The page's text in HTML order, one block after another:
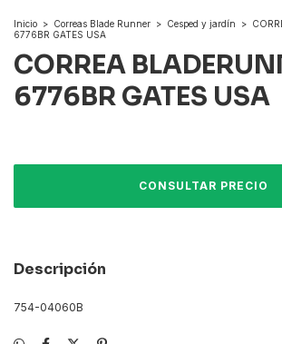
Inicio > Correas Blade Runner > Cesped y jardín >
6776BR GATES USA
CORREA
6776BR GATES USA
Descripción
754-04060B